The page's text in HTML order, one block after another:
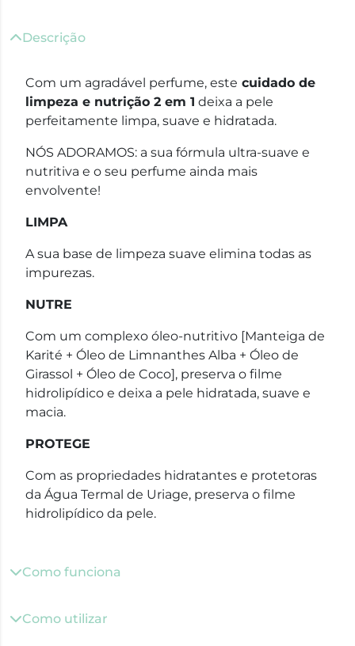
Descrição
Com um agradável perfume, este cuidado de
limpeza e nutrição 2 em 1 deixa a pele
perfeitamente limpa, suave e hidratada.
NÓS ADORAMOS: a sua fórmula ultra-suave e
nutritiva e o seu perfume ainda mais
envolvente!
LIMPA
A sua base de limpeza suave elimina todas as
impurezas.
NUTRE
Com um complexo óleo-nutritivo [Manteiga de
Karité + Óleo de Limnanthes Alba + Óleo de
Girassol + Óleo de Coco], preserva o filme
hidrolipídico e deixa a pele hidratada, suave e
macia.
PROTEGE
Com as propriedades hidratantes e protetoras
da Água Termal de Uriage, preserva o filme
hidrolipídico da pele.
Como funciona
Como utilizar